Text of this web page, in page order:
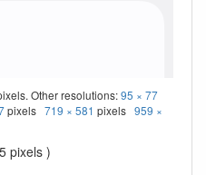
Other resolutions:95 × 77
pixels 719 × 581 pixels 959 ×
pixels )